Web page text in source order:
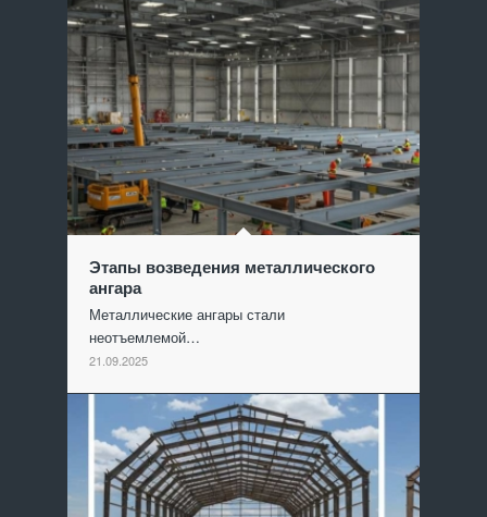
Этапы возведения металлического
ангара
Металлические ангары стали
неотъемлемой…
21.09.2025